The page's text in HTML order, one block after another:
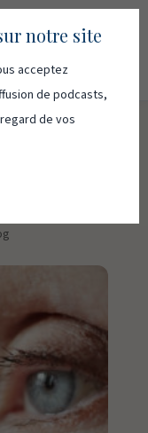
et
notre site
acceptez
de podcasts,
de vos